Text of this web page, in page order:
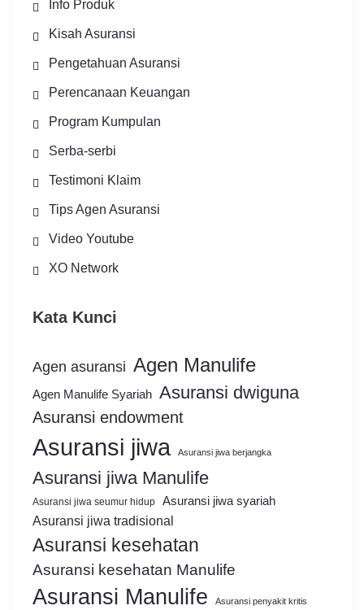
Info Produk
Kisah Asuransi
Pengetahuan Asuransi
Perencanaan Keuangan
Program Kumpulan
Serba-serbi
Testimoni Klaim
Tips Agen Asuransi
Video Youtube
XO Network
Kata Kunci
Agen asuransi Agen Manulife
Agen Manulife Syariah Asuransi dwiguna
Asuransi endowment
Asuransi jiwa Asuransi jiwa berjangka
Asuransi jiwa Manulife
Asuransi jiwa seumur hidup Asuransi jiwa syariah
Asuransi jiwa tradisional
Asuransi kesehatan
Asuransi kesehatan Manulife
Asuransi Manulife Asuransi penyakit kritis